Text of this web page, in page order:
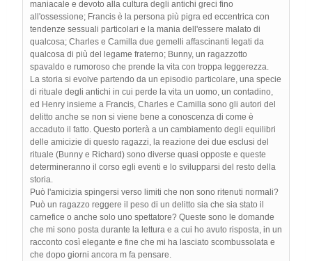
maniacale e devoto alla cultura degli antichi greci fino
all'ossessione; Francis è la persona più pigra ed eccentrica con
tendenze sessuali particolari e la mania dell'essere malato di
qualcosa; Charles e Camilla due gemelli affascinanti legati da
qualcosa di più del legame fraterno; Bunny, un ragazzotto
spavaldo e rumoroso che prende la vita con troppa leggerezza.
La storia si evolve partendo da un episodio particolare, una specie
di rituale degli antichi in cui perde la vita un uomo, un contadino,
ed Henry insieme a Francis, Charles e Camilla sono gli autori del
delitto anche se non si viene bene a conoscenza di come è
accaduto il fatto. Questo porterà a un cambiamento degli equilibri
delle amicizie di questo ragazzi, la reazione dei due esclusi del
rituale (Bunny e Richard) sono diverse quasi opposte e queste
determineranno il corso egli eventi e lo svilupparsi del resto della
storia.
Può l'amicizia spingersi verso limiti che non sono ritenuti normali?
Può un ragazzo reggere il peso di un delitto sia che sia stato il
carnefice o anche solo uno spettatore? Queste sono le domande
che mi sono posta durante la lettura e a cui ho avuto risposta, in un
racconto così elegante e fine che mi ha lasciato scombussolata e
che dopo giorni ancora m fa pensare.